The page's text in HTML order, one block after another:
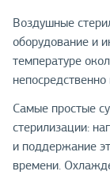
Воздушные
оборудование и
температуре
Самые простые
стерилизации:
и поддержание
времени.